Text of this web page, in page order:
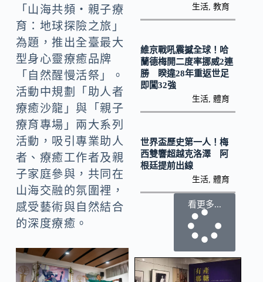
「山海共頻・親子療
育：地球探險之旅」
為題，推出全臺最大
型身心靈療癒品牌
「自然醒慢活祭」。
活動中規劃「助人者
療癒沙龍」與「親子
療育專場」兩大系列
活動，吸引專業助人
者、療癒工作者及親
子家庭參與，共同在
山海交融的氛圍裡，
感受藝術與自然結合
的深度療癒。
生活 ,教育
維京戰吼震撼全球！哈
蘭德梅開二度率挪威2連
勝 睽違28年重返世足
即闖32強
生活 ,體育
世界盃歷史第一人！梅
西雙響超越克洛澤 阿
根廷提前出線
生活 ,體育
看更多...